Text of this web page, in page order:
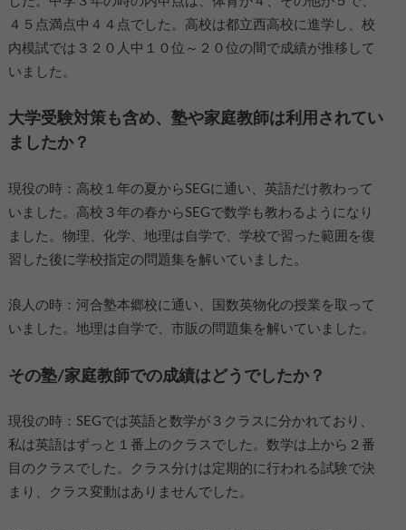
４５点満点中４４点でした。高校は都立西高校に進学し、校
内模試では３２０人中１０位～２０位の間で成績が推移して
いました。
大学受験対策も含め、塾や家庭教師は利用されてい
ましたか？
現役の時：高校１年の夏からSEGに通い、英語だけ教わって
いました。高校３年の春からSEGで数学も教わるようになり
ました。物理、化学、地理は自学で、学校で習った範囲を復
習した後に学校指定の問題集を解いていました。
浪人の時：河合塾本郷校に通い、国数英物化の授業を取って
いました。地理は自学で、市販の問題集を解いていました。
その塾/家庭教師での成績はどうでしたか？
現役の時：SEGでは英語と数学が３クラスに分かれており、
私は英語はずっと１番上のクラスでした。数学は上から２番
目のクラスでした。クラス分けは定期的に行われる試験で決
まり、クラス変動はありませんでした。